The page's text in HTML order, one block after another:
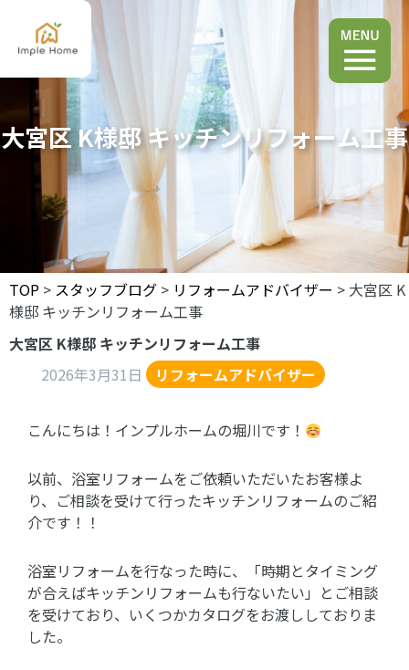
大宮区 K様邸 キッチンリフォーム工事
TOP > スタッフブログ > リフォームアドバイザー > 大宮区 K
様邸 キッチンリフォーム工事
大宮区 K様邸 キッチンリフォーム工事
2026年3月31日
リフォームアドバイザー
こんにちは！インプルホームの堀川です！
以前、浴室リフォームをご依頼いただいたお客様よ
り、ご相談を受けて行ったキッチンリフォームのご紹
介です！！
浴室リフォームを行なった時に、「時期とタイミング
が合えばキッチンリフォームも行ないたい」とご相談
を受けており、いくつかカタログをお渡ししておりま
した。